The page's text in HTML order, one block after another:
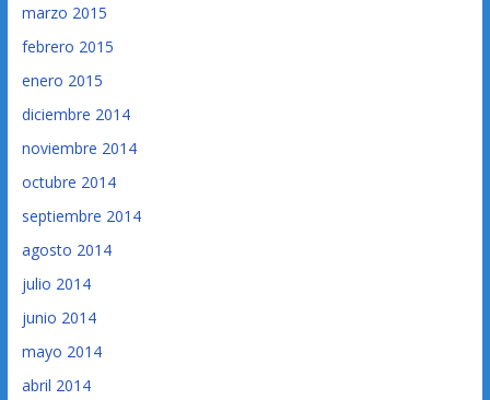
marzo 2015
febrero 2015
enero 2015
diciembre 2014
noviembre 2014
octubre 2014
septiembre 2014
agosto 2014
julio 2014
junio 2014
mayo 2014
abril 2014